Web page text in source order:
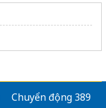
Chuyển động 389